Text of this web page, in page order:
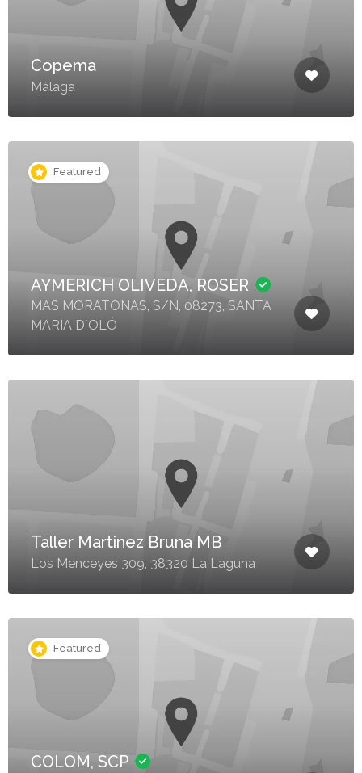
Copema
Málaga
Featured
AYMERICH OLIVEDA, ROSER
MAS MORATONAS, S/N, 08273, SANTA
MARIA D´OLÓ
Taller Martinez Bruna MB
Los Menceyes 309, 38320 La Laguna
Featured
COLOM, SCP